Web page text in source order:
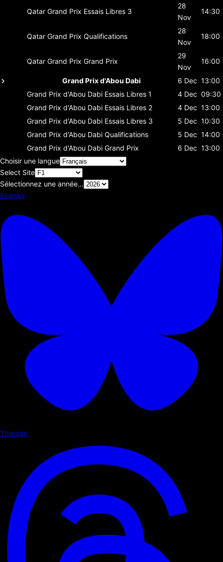
Qatar Grand Prix Essais Libres 3
28
Nov
14:30
Qatar Grand Prix Qualifications
28
Nov
18:00
Qatar Grand Prix Grand Prix
29
Nov
16:00
Grand Prix d'Abou Dabi 6 Dec 13:00
Grand Prix d'Abou Dabi Essais Libres 1 4 Dec 09:30
Grand Prix d'Abou Dabi Essais Libres 2 4 Dec 13:00
Grand Prix d'Abou Dabi Essais Libres 3 5 Dec 10:30
Grand Prix d'Abou Dabi Qualifications 5 Dec 14:00
Grand Prix d'Abou Dabi Grand Prix 6 Dec 13:00
Choisir une langue
Select Site
Sélectionnez une année...
Bluesky
Threads